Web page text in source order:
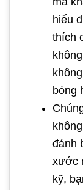
hiểu
thích
bóng
đánh
xước
kỹ,